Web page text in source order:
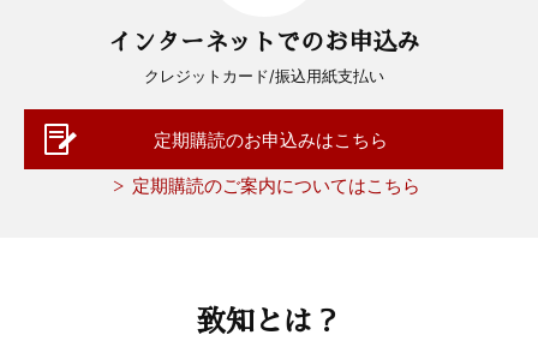
インターネットでのお申込み
クレジットカード/振込用紙支払い
定期購読のお申込みはこちら
定期購読のご案内についてはこちら
致知とは？